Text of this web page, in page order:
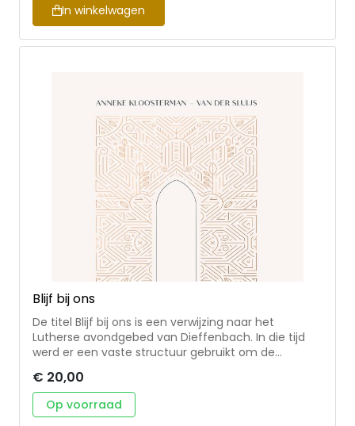
In winkelwagen
Blijf bij ons
De titel Blijf bij ons is een verwijzing naar het
Lutherse avondgebed van Dieffenbach. In die tijd
werd er een vaste structuur gebruikt om de
bijbellezen, stilte, vaste gebeden, zingen en een vrij
gebed. In dit boek krijgt die oude traditie weer nieuw
leven. Er zijn zoveel prachtige getijden en gebeden
€ 20,00
Op voorraad